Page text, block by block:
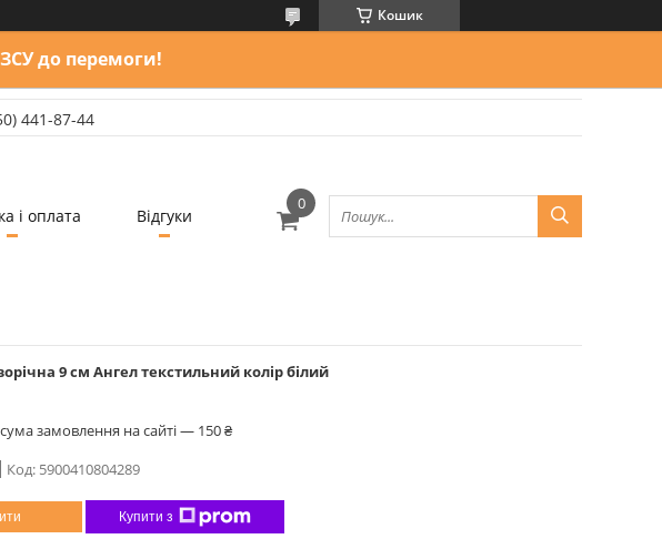
Кошик
до перемоги!
441-87-44
і оплата Відгуки
9 см Ангел текстильний колір білий
замовлення на сайті — 150 ₴
Код: 5900410804289
Купити з